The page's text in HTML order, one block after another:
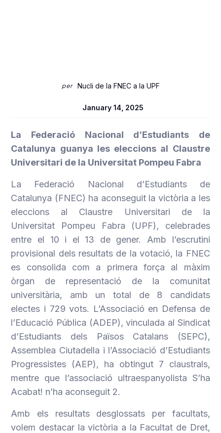
per Nucli de la FNEC a la UPF
January 14, 2025
La Federació Nacional d’Estudiants de
Catalunya guanya les eleccions al Claustre
Universitari de la Universitat Pompeu Fabra
La Federació Nacional d’Estudiants de
Catalunya (FNEC) ha aconseguit la victòria a les
eleccions al Claustre Universitari de la
Universitat Pompeu Fabra (UPF), celebrades
entre el 10 i el 13 de gener. Amb l’escrutini
provisional dels resultats de la votació, la FNEC
es consolida com a primera força al màxim
òrgan de representació de la comunitat
universitària, amb un total de 8 candidats
electes i 729 vots. L’Associació en Defensa de
l’Educació Pública (ADEP), vinculada al Sindicat
d’Estudiants dels Països Catalans (SEPC),
Assemblea Ciutadella i l’Associació d’Estudiants
Progressistes (AEP), ha obtingut 7 claustrals,
mentre que l’associació ultraespanyolista S’ha
Acabat! n’ha aconseguit 2.
Amb els resultats desglossats per facultats,
volem destacar la victòria a la Facultat de Dret,